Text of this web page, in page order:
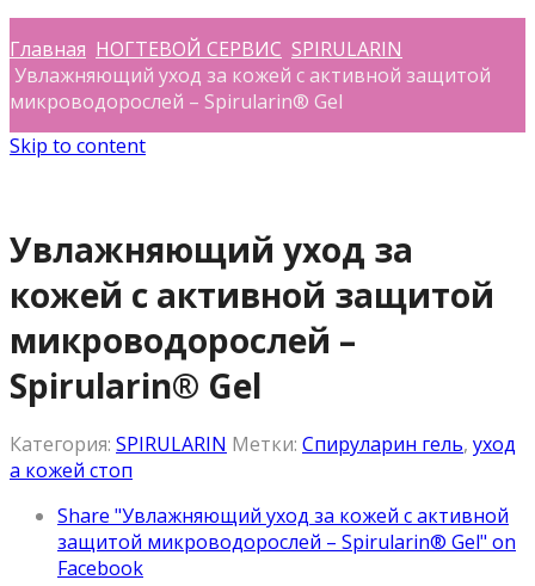
Главная НОГТЕВОЙ СЕРВИС SPIRULARIN
Увлажняющий уход за кожей с активной защитой
микроводорослей – Spirularin® Gel
Skip to content
Увлажняющий уход за
кожей с активной защитой
микроводорослей –
Spirularin® Gel
Категория: SPIRULARIN Метки: Спируларин гель, уход
а кожей стоп
Share "Увлажняющий уход за кожей с активной
защитой микроводорослей – Spirularin® Gel" on
Facebook